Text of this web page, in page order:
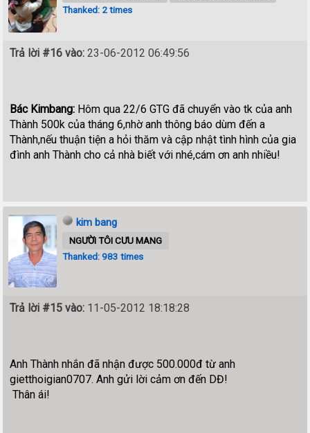
Thanked: 2 times
Trả lời #16 vào: 23-06-2012 06:49:56
Bác Kimbang: Hôm qua 22/6 GTG đã chuyển vào tk của anh
Thành 500k của tháng 6,nhờ anh thông báo dùm đến a
Thành,nếu thuận tiện a hỏi thăm và cập nhật tình hình của gia
đình anh Thành cho cả nhà biết với nhé,cám ơn anh nhiều!
kim bang
NGƯỜI TÔI CƯU MANG
Thanked: 983 times
Trả lời #15 vào: 11-05-2012 18:18:28
Anh Thành nhắn đã nhận được 500.000đ từ anh
gietthoigian0707. Anh gửi lời cảm ơn đến DĐ!
Thân ái!